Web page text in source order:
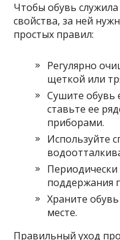
Чтобы обувь служила
свойства, за ней
простых правил:
Регулярно
щеткой или
Сушите обувь
ставьте ее
приборами.
Используйте
Периодически
поддержания
Храните
месте.
Правильный уход